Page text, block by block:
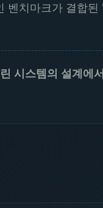
치마크가 결합
시스템의 설계에